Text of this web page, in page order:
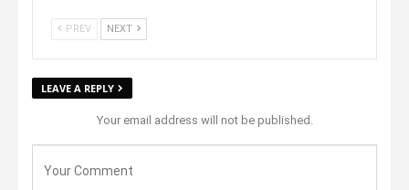
PREV NEXT
LEAVE A REPLY
Your email address will not be published.